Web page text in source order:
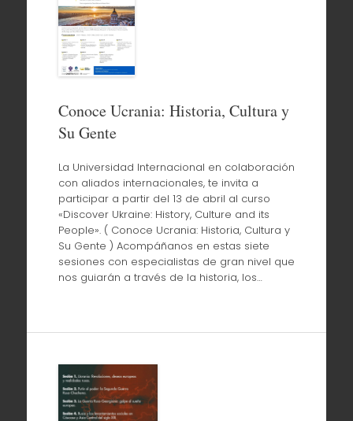
Conoce Ucrania: Historia, Cultura y
Su Gente
La Universidad Internacional en colaboración
con aliados internacionales, te invita a
participar a partir del 13 de abril al curso
«Discover Ukraine: History, Culture and its
People». ( Conoce Ucrania: Historia, Cultura y
Su Gente ) Acompáñanos en estas siete
sesiones con especialistas de gran nivel que
nos guiarán a través de la historia, los…